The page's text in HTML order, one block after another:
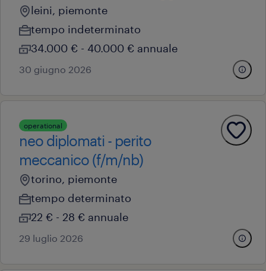
leini, piemonte
tempo indeterminato
34.000 € - 40.000 € annuale
30 giugno 2026
operational
neo diplomati - perito
meccanico (f/m/nb)
torino, piemonte
tempo determinato
22 € - 28 € annuale
29 luglio 2026